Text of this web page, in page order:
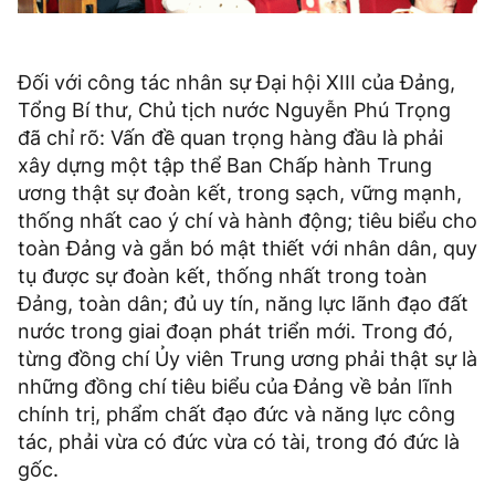
Đối với công tác nhân sự Đại hội XIII của Đảng,
Tổng Bí thư, Chủ tịch nước Nguyễn Phú Trọng
đã chỉ rõ: Vấn đề quan trọng hàng đầu là phải
xây dựng một tập thể Ban Chấp hành Trung
ương thật sự đoàn kết, trong sạch, vững mạnh,
thống nhất cao ý chí và hành động; tiêu biểu cho
toàn Đảng và gắn bó mật thiết với nhân dân, quy
tụ được sự đoàn kết, thống nhất trong toàn
Đảng, toàn dân; đủ uy tín, năng lực lãnh đạo đất
nước trong giai đoạn phát triển mới. Trong đó,
từng đồng chí Ủy viên Trung ương phải thật sự là
những đồng chí tiêu biểu của Đảng về bản lĩnh
chính trị, phẩm chất đạo đức và năng lực công
tác, phải vừa có đức vừa có tài, trong đó đức là
gốc.